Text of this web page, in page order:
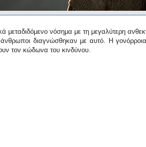
μεταδιδόμενο νόσημα με τη μεγαλύτερη
άνθρωποι διαγνώσθηκαν με αυτό. Η
τον κώδωνα του κινδύνου.